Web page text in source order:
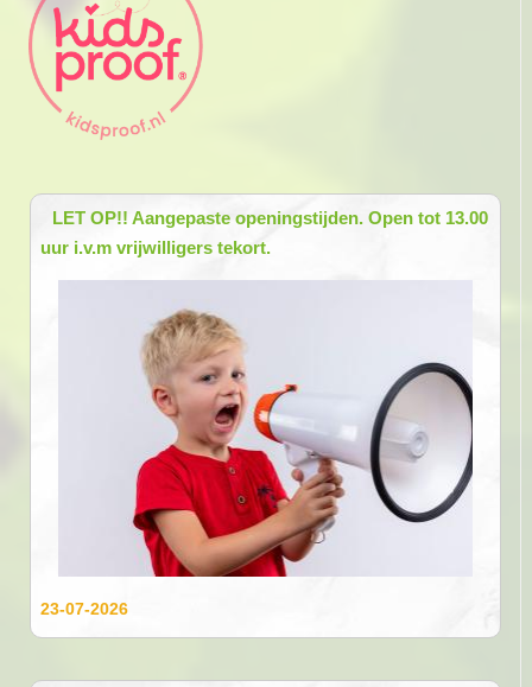
LET OP!! Aangepaste openingstijden. Open tot 13.00
uur i.v.m vrijwilligers tekort.
23-07-2026